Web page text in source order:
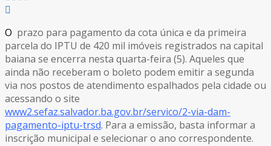
O prazo para pagamento da cota única e da primeira
parcela do IPTU de 420 mil imóveis registrados na capital
baiana se encerra nesta quarta-feira (5). Aqueles que
ainda não receberam o boleto podem emitir a segunda
via nos postos de atendimento espalhados pela cidade ou
acessando o site
www2.sefaz.salvador.ba.gov.br/servico/2-via-dam-
pagamento-iptu-trsd. Para a emissão, basta informar a
inscrição municipal e selecionar o ano correspondente.